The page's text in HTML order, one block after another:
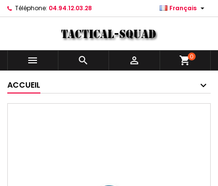
Téléphone: 04.94.12.03.28 Français 
   shopping_cart0
ACCUEIL